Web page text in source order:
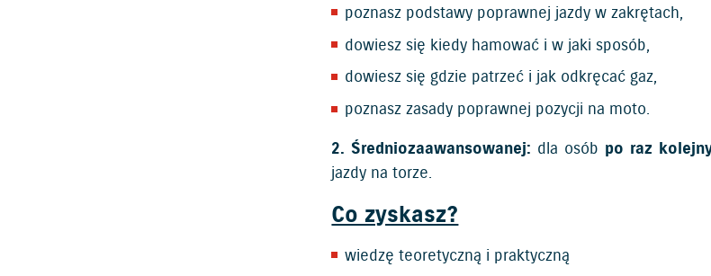
poznasz podstawy poprawnej jazdy w zakrętach,
dowiesz się kiedy hamować i w jaki sposób,
dowiesz się gdzie patrzeć i jak odkręcać gaz,
poznasz zasady poprawnej pozycji na moto.
2. Średniozaawansowanej: dla osób po raz
jazdy na torze.
Co zyskasz?
wiedzę teoretyczną i praktyczną